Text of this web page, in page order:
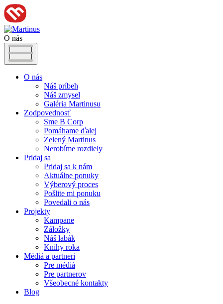
O nás
O nás
Náš príbeh
Náš zmysel
Galéria Martinusu
Zodpovednosť
Sme B Corp
Pomáhame ďalej
Zelený Martinus
Nerobíme rozdiely
Pridaj sa
Pridaj sa k nám
Aktuálne ponuky
Výberový proces
Pošlite mi ponuku
Povedali o nás
Projekty
Kampane
Záložky
Náš labák
Knihy roka
Médiá a partneri
Pre médiá
Pre partnerov
Všeobecné kontakty
Blog